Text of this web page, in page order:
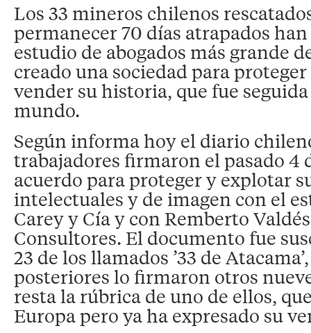
Los 33 mineros chilenos
permanecer 70 días atrapados
estudio de abogados más grande
creado una sociedad para
vender su historia, que fue
mundo.
Según informa hoy el diario
trabajadores firmaron el pasado 4
acuerdo para proteger y explotar
intelectuales y de imagen con el
Carey y Cía y con Remberto
Consultores. El documento fue
23 de los llamados ’33 de
posteriores lo firmaron otros
resta la rúbrica de uno de ellos,
Europa pero ya ha expresado su